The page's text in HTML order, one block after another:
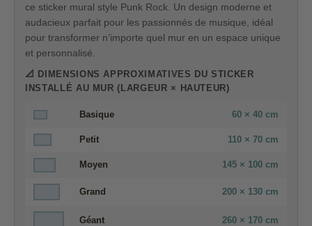
ce sticker mural style Punk Rock. Un design moderne et
audacieux parfait pour les passionnés de musique, idéal
pour transformer n’importe quel mur en un espace unique
et personnalisé.
📐 DIMENSIONS APPROXIMATIVES DU STICKER
INSTALLÉ AU MUR (LARGEUR × HAUTEUR)
Basique 60 × 40 cm
Petit 110 × 70 cm
Moyen 145 × 100 cm
Grand 200 × 130 cm
Géant 260 × 170 cm